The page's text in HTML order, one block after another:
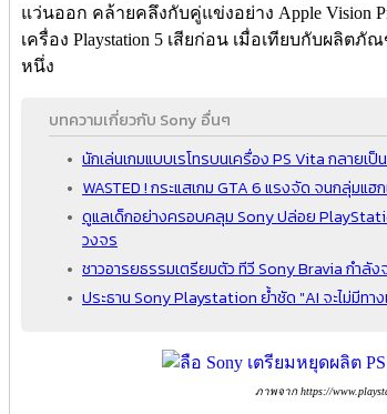
แว่นออก คล้ายคลึงกับคู่แข่งอย่าง Apple Vision
เครื่อง Playstation 5 เสียก่อน เมื่อเทียบกับผลิต
หนึ่ง
บทความเกี่ยวกับ Sony อื่นๆ
นักเล่นเกมแบบเรโทรบนเครื่อง PS Vita กลายเ
WASTED ! กระแสเกม GTA 6 แรงจัด จนกลุ่มแ
ดูแลเด็กอย่างครอบคลุม Sony ปล่อย
วงจร
ชาวอารยธรรมเตรียมตัว ทีวี Sony Bravia กำลัง
ประธาน Sony Playstation ย้ำชัด "AI จะไม่มีท
ภาพจาก https://